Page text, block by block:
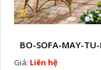
Giá: Liên hệ